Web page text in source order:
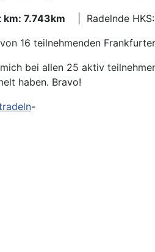
km: 7.743km | Radelnde
von 16 teilnehmenden
bei allen 25 aktiv
haben. Bravo!
-